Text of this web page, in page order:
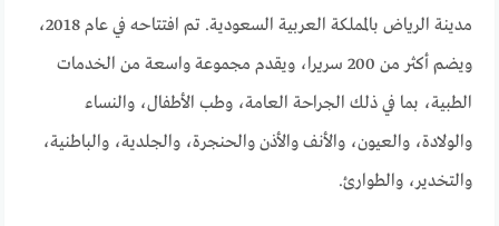
مدينة الرياض بالمملكة العربية السعودية. تم افتتاحه في عام 2018،
ويضم أكثر من 200 سريرا، ويقدم مجموعة واسعة من الخدمات
الطبية، بما في ذلك الجراحة العامة، وطب الأطفال، والنساء
والولادة، والعيون، والأنف والأذن والحنجرة، والجلدية، والباطنية،
والتخدير، والطوارئ.